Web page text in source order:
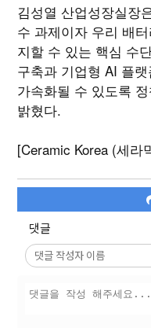
김성열 산업성장실장
수 과제이자 우리 배
지할 수 있는 핵심 수
구축과 기업형 AI 플
가속화될 수 있도록
밝혔다.
[Ceramic Korea (세라
댓글